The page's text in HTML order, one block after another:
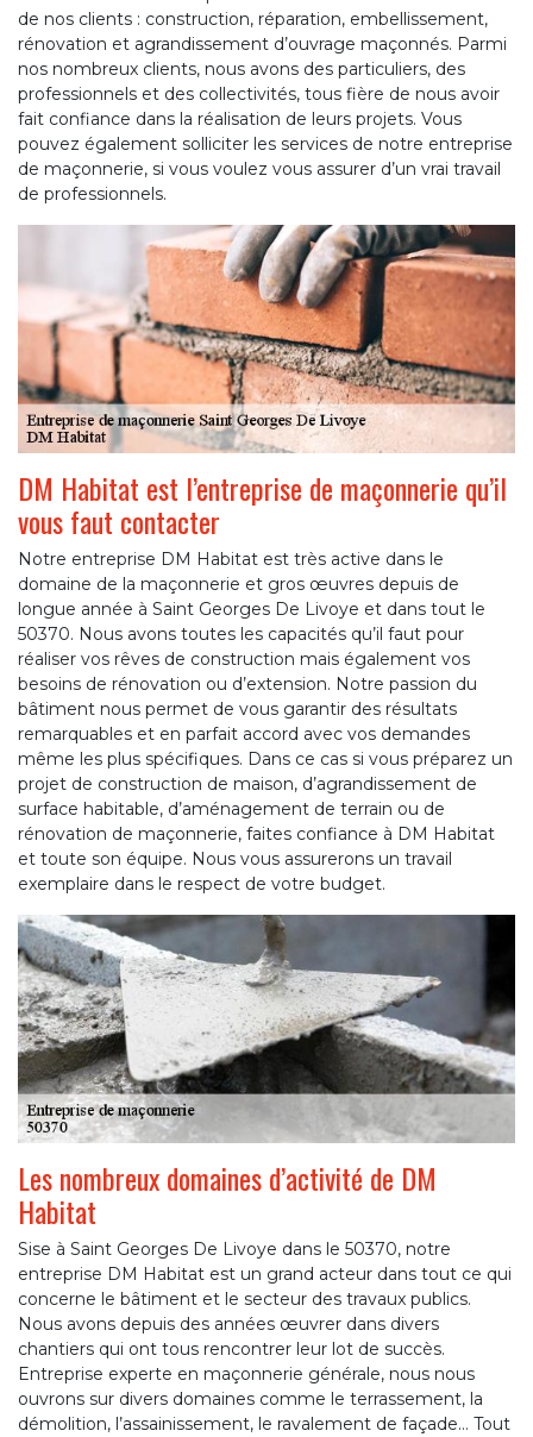
de nos clients : construction, réparation, embellissement,
rénovation et agrandissement d’ouvrage maçonnés. Parmi
nos nombreux clients, nous avons des particuliers, des
professionnels et des collectivités, tous fière de nous avoir
fait confiance dans la réalisation de leurs projets. Vous
pouvez également solliciter les services de notre entreprise
de maçonnerie, si vous voulez vous assurer d’un vrai travail
de professionnels.
DM Habitat est l’entreprise de maçonnerie qu’il
vous faut contacter
Notre entreprise DM Habitat est très active dans le
domaine de la maçonnerie et gros œuvres depuis de
longue année à Saint Georges De Livoye et dans tout le
50370. Nous avons toutes les capacités qu’il faut pour
réaliser vos rêves de construction mais également vos
besoins de rénovation ou d’extension. Notre passion du
bâtiment nous permet de vous garantir des résultats
remarquables et en parfait accord avec vos demandes
même les plus spécifiques. Dans ce cas si vous préparez un
projet de construction de maison, d’agrandissement de
surface habitable, d’aménagement de terrain ou de
rénovation de maçonnerie, faites confiance à DM Habitat
et toute son équipe. Nous vous assurerons un travail
exemplaire dans le respect de votre budget.
Les nombreux domaines d’activité de DM
Habitat
Sise à Saint Georges De Livoye dans le 50370, notre
entreprise DM Habitat est un grand acteur dans tout ce qui
concerne le bâtiment et le secteur des travaux publics.
Nous avons depuis des années œuvrer dans divers
chantiers qui ont tous rencontrer leur lot de succès.
Entreprise experte en maçonnerie générale, nous nous
ouvrons sur divers domaines comme le terrassement, la
démolition, l’assainissement, le ravalement de façade… Tout